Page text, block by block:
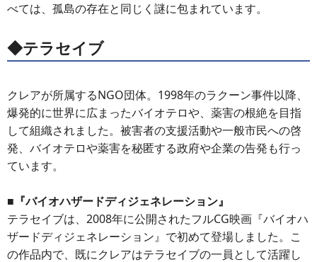
べては、孤島の存在と同じく謎に包まれています。
◆テラセイブ
クレアが所属するNGO団体。1998年のラクーン事件以降、
爆発的に世界に広まったバイオテロや、薬害の根絶を目指
して組織されました。被害者の支援活動や一般市民への啓
発、バイオテロや薬害を秘匿する政府や企業の告発も行っ
ています。
■『バイオハザードディジェネレーション』
テラセイブは、2008年に公開されたフルCG映画『バイオハ
ザードディジェネレーション』で初めて登場しました。こ
の作品内で、既にクレアはテラセイブの一員として活躍し